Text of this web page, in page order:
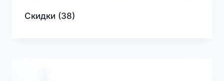
Скидки (38)